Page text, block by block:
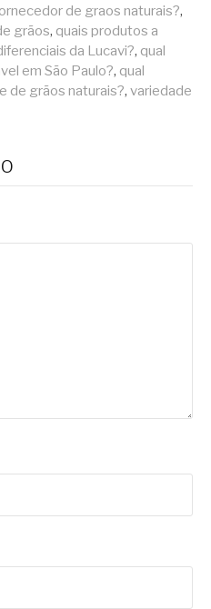
de graos naturais?,
grãos, quais produtos a
da Lucavi?, qual
em São Paulo?, qual
de grãos naturais?, variedade